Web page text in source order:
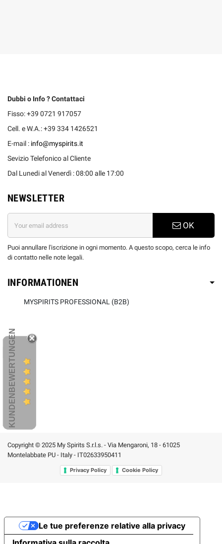
Dubbi o Info ? Contattaci
Fisso: +39 0721 917057
Cell. e W.A.: +39 334 1426521
E-mail : info@myspirits.it
Sevizio Telefonico al Cliente
Dal Lunedi al Venerdì : 08:00 alle 17:00
NEWSLETTER
OK
Puoi annullare l'iscrizione in ogni momento. A questo scopo, cerca le info
di contatto nelle note legali.
INFORMATIONEN
MYSPIRITS PROFESSIONAL (B2B)
KUNDENBEWERTUNGEN
Copyright © 2025 My Spirits S.r.l.s. - Via Mengaroni, 18 - 61025
Montelabbate PU - Italy - IT02633950411
Privacy Policy Cookie Policy
Le tue preferenze relative alla privacy